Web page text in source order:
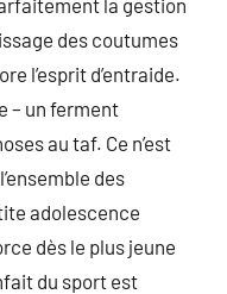
la gestion
des coutumes
l’esprit d’entraide.
– un ferment
au taf. Ce n’est
des
adolescence
dès le plus jeune
du sport est